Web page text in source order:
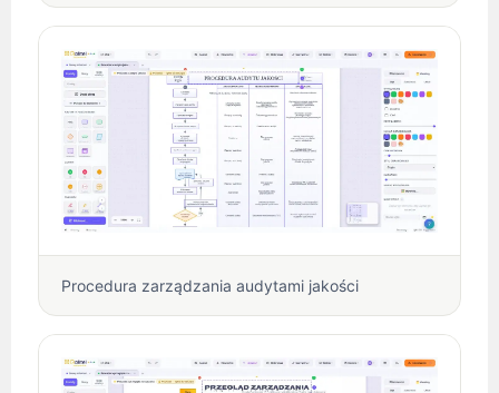
Procedura zarządzania audytami jakości